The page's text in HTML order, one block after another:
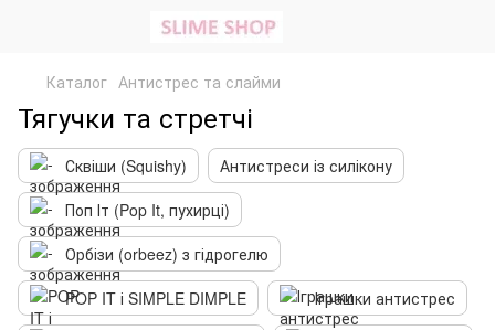
Каталог Антистрес та слайми
Тягучки та стретчі
Сквіши (Squishy)
Антистреси із силікону
Поп Іт (Pop It, пухирці)
Орбізи (orbeez) з гідрогелю
POP IT і SIMPLE DIMPLE
Іграшки антистрес